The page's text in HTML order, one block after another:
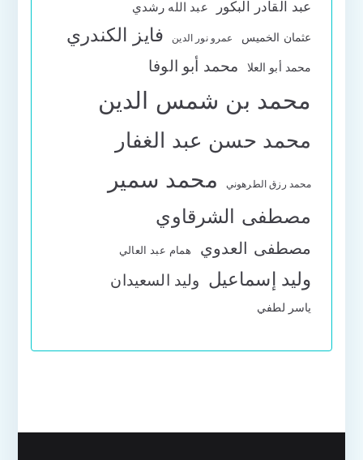
عبد القادر البكور عبد الله رشدي
عثمان الخميس عمرو نور الدين فايز الكندري
محمد أبو العلا محمد أبو الوفا
محمد بن شمس الدين
محمد حسن عبد الغفار
محمد رزق الطرهوني محمد سمير
مصطفى الشرقاوي
مصطفى العدوي همام عبد العالي
وليد إسماعيل وليد السعيدان
ياسر لطفي